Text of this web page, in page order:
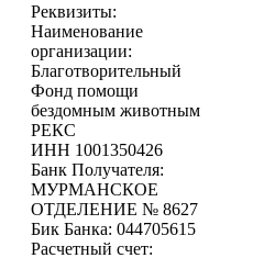
Реквизиты:
Наименование
организации:
Благотворительный
Фонд помощи
бездомным животным
РЕКС
ИНН 1001350426
Банк Получателя:
МУРМАНСКОЕ
ОТДЕЛЕНИЕ № 8627
Бик Банка: 044705615
Расчетный счет: